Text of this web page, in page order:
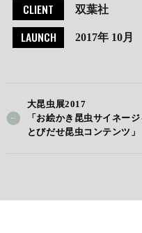
CLIENT 双葉社
LAUNCH 2017年 10月
大昆虫展2017
「お絵かき昆虫サイネージ
とびだせ昆虫コンテンツ」